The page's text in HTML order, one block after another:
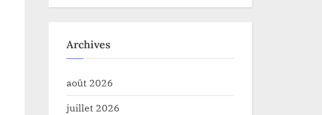
Archives
août 2026
juillet 2026